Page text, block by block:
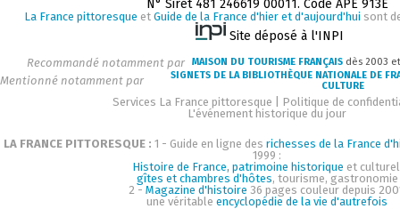
N° Siret 481 246619 00011. Code APE 913E
La France pittoresque et Guide de la France d'hier et d'aujourd'hui sont
Site déposé à l'INPI
Recommandé notamment par MAISON DU TOURISME FRANÇAIS dès 2003
Mentionné notamment par
SIGNETS DE LA BIBLIOTHÈQUE NATIONALE DE
CULTURE
Services La France pittoresque
Politique de
L'événement historique du jour
LA FRANCE PITTORESQUE : 1 - Guide en ligne des richesses de la France
1999 :
Histoire de France, patrimoine historique et
gîtes et chambres d'hôtes, tourisme, gastronomie
2 - Magazine d'histoire 36 pages couleur depuis
une véritableencyclopédie de la vie d'autrefois